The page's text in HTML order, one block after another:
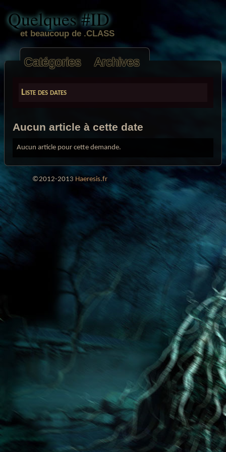
Liste des dates
Aucun article à cette date
Aucun article pour cette demande.
Quelques #ID
et beaucoup de .CLASS
Catégories Archives
©2012-2013 Haeresis.fr